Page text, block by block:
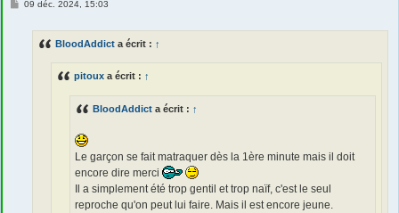
M09 déc. 2024, 15:03
BloodAddict a écrit : ↑
pitoux a écrit : ↑
BloodAddict a écrit : ↑
Le garçon se fait matraquer dès la 1ère minute mais il doit
encore dire merci
Il a simplement été trop gentil et trop naïf, c'est le seul
reproche qu'on peut lui faire. Mais il est encore jeune.